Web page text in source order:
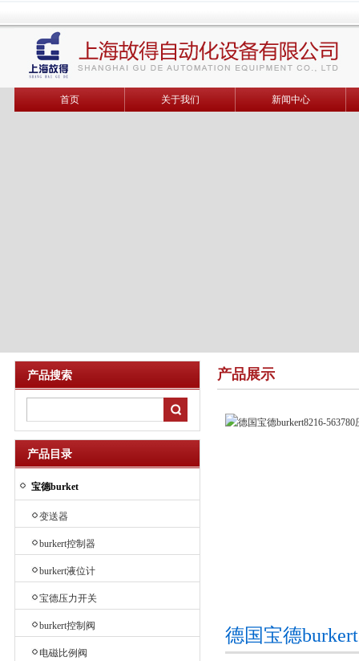
首页 关于我们 新闻中心
产品搜索
产品目录
宝德burket
变送器
burkert控制器
burkert液位计
宝德压力开关
burkert控制阀
电磁比例阀
产品展示
德国宝德